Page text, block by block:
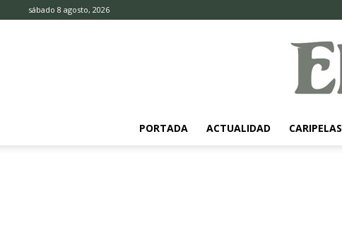
sábado 8 agosto, 2026
PORTADA ACTUALIDAD CARIPELAS